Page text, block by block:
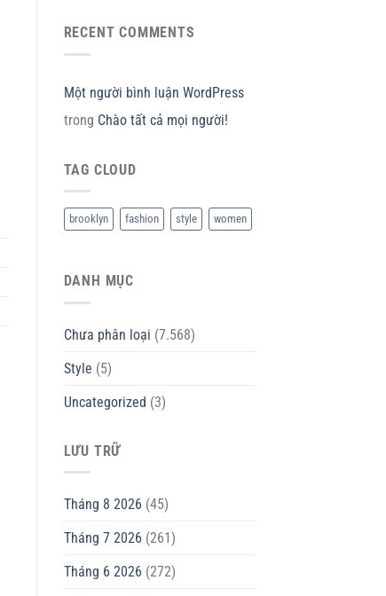
RECENT COMMENTS
Một người bình luận WordPress
trong Chào tất cả mọi người!
TAG CLOUD
brooklyn fashion style women
DANH MỤC
Chưa phân loại (7.568)
Style (5)
Uncategorized (3)
LƯU TRỮ
Tháng 8 2026 (45)
Tháng 7 2026 (261)
Tháng 6 2026 (272)